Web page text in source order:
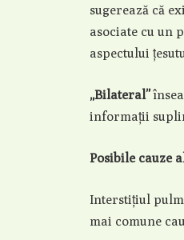
sugerează că
asociate cu un
aspectului
„Bilateral”
informații
Posibile cauze
Interstițiul
mai comune